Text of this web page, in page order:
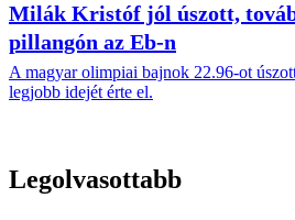
Milák Kristóf jól úszott,
pillangón az Eb-n
A magyar olimpiai bajnok 22.96-ot
legjobb idejét érte el.
Legolvasottabb